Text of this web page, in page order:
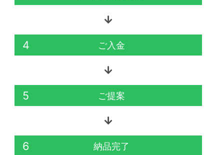
4 ご入金
5 ご提案
6 納品完了